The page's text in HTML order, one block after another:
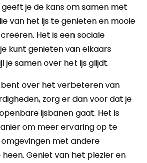
je de kans om samen met
van het ijs te genieten en mooie
Het is een sociale
kunt genieten van elkaars
je samen over het ijs glijdt.
bent over het verbeteren van
zorg er dan voor dat je
ijsbanen gaat. Het is
om meer ervaring op te
met andere
Geniet van het plezier en